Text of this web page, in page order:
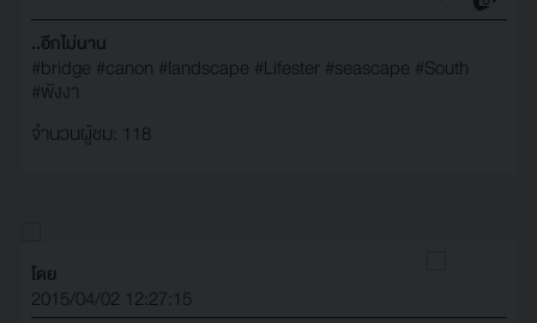
..อีกไม่นาน
#bridge #canon #landscape #Lifester #seascape #South
#พังงา
จำนวนผู้ชม: 118
โดย
2015/04/02 12:27:15